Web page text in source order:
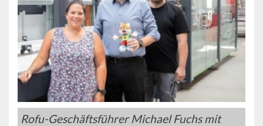
Rofu-Geschäftsführer Michael Fuchs mit